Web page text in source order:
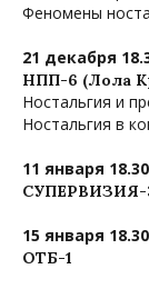
Феномены
21 декабря
НПП-6 (Лола
Ностальгия и
Ностальгия в
11 января
СУПЕРВИЗИЯ-
15 января
ОТБ-1